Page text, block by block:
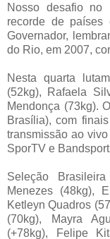
Nosso desafio
recorde de países
Governador,
do Rio, em 2007,
Nesta quarta
(52kg), Rafaela
Mendonça (73kg).
Brasília), com
transmissão ao
SporTV e
Seleção
Menezes (48kg),
Ketleyn Quadros
(70kg), Mayra
(+78kg), Felipe